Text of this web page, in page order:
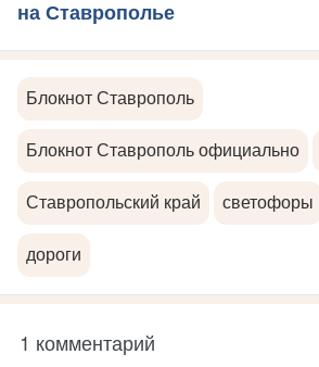
на Ставрополье
Блокнот Ставрополь
Блокнот Ставрополь официально
Ставропольский край светофоры
дороги
1 комментарий